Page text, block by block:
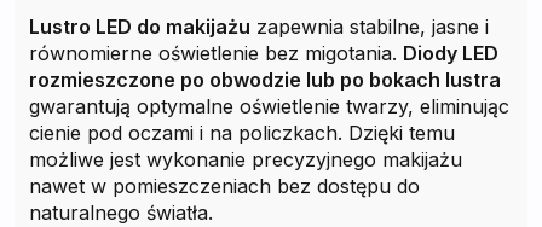
Lustro LED do makijażu zapewnia stabilne, jasne i
równomierne oświetlenie bez migotania. Diody LED
rozmieszczone po obwodzie lub po bokach lustra
gwarantują optymalne oświetlenie twarzy, eliminując
cienie pod oczami i na policzkach. Dzięki temu
możliwe jest wykonanie precyzyjnego makijażu
nawet w pomieszczeniach bez dostępu do
naturalnego światła.